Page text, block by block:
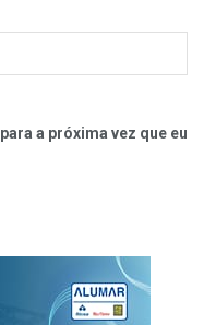
a próxima vez que eu